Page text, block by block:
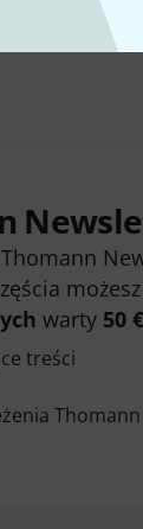
warty 50 €
treści
Thomann